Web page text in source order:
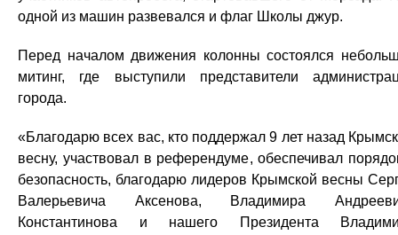
одной из машин развевался и флаг Школы джур.
Перед началом движения колонны состоялся
митинг, где выступили представители
города.
«Благодарю всех вас, кто поддержал 9 лет назад
весну, участвовал в референдуме, обеспечивал
безопасность, благодарю лидеров Крымской весны
Валерьевича Аксенова, Владимира
Константинова и нашего Президента